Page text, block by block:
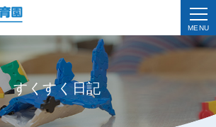
MENU
すくすく日記